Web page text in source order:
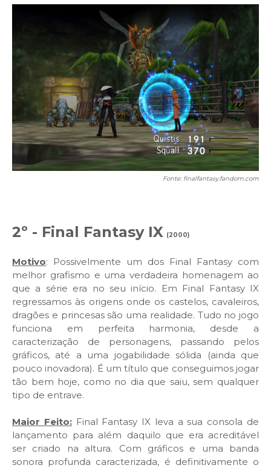
Fonte: finalfantasy.fandom.com
2º - Final Fantasy IX (2000)
Motivo: Possivelmente um dos Final Fantasy com
melhor grafismo e uma verdadeira homenagem ao
que a série era no seu início. Em Final Fantasy IX
regressamos às origens onde os castelos, cavaleiros,
dragões e princesas são uma realidade. Tudo no jogo
funciona em perfeita harmonia, desde a
caracterização de personagens, passando pelos
gráficos, até a uma jogabilidade sólida (ainda que
pouco inovadora). É um título que conseguimos jogar
tão bem hoje, como no dia que saiu, sem qualquer
tipo de entrave.
Maior Feito:Final Fantasy IX leva a sua consola de
lançamento para além daquilo que era acreditável
ser criado na altura. Com gráficos e uma banda
sonora profunda caracterizada, é definitivamente o